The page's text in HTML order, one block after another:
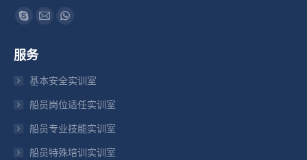
找到我们：
Skype
在
新
口
中
打
Mail
新
口
中
打
Whatsapp
新
口
中
打
服务
基本安全实训室
船员岗位适任实训室
船员专业技能实训室
船员特殊培训实训室